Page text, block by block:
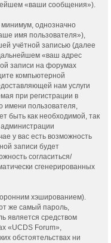
«ваши сообщения»).
минимум, однозначно
имя пользователя»),
учётной записью (далее
«ваш адрес
записи на форумах
компьютерной
нам услуги
при регистрации в
имени пользователя,
быть как необходимой, так
у вас есть возможность
записи будет
согласиться/
сгенерированных
хэшированием).
же самый пароль,
является средством
«UCDS Forum»,
обстоятельствах ни